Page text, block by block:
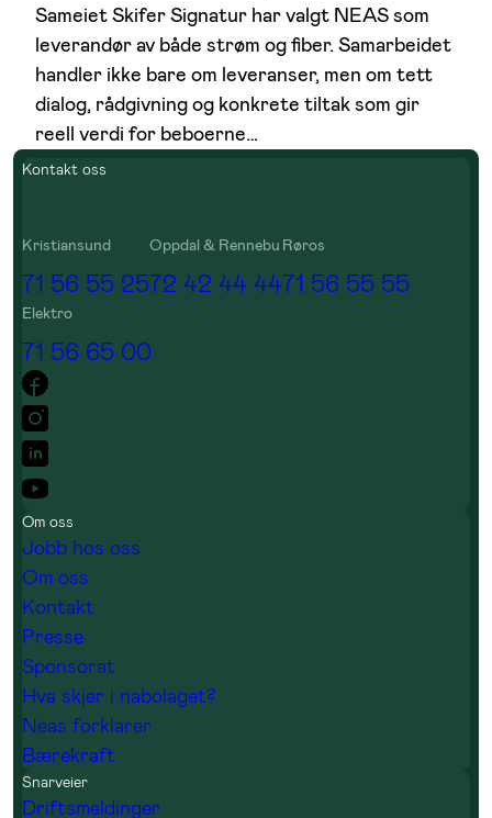
Sameiet Skifer Signatur har valgt NEAS som
leverandør av både strøm og fiber. Samarbeidet
handler ikke bare om leveranser, men om tett
dialog, rådgivning og konkrete tiltak som gir
reell verdi for beboerne…
Kontakt oss
Kristiansund
71 56 55 25
Oppdal & Rennebu
72 42 44 44
Røros
71 56 55 55
Elektro
71 56 65 00
Om oss
Jobb hos oss
Om oss
Kontakt
Presse
Sponsorat
Hva skjer i nabolaget?
Neas forklarer
Bærekraft
Snarveier
Driftsmeldinger